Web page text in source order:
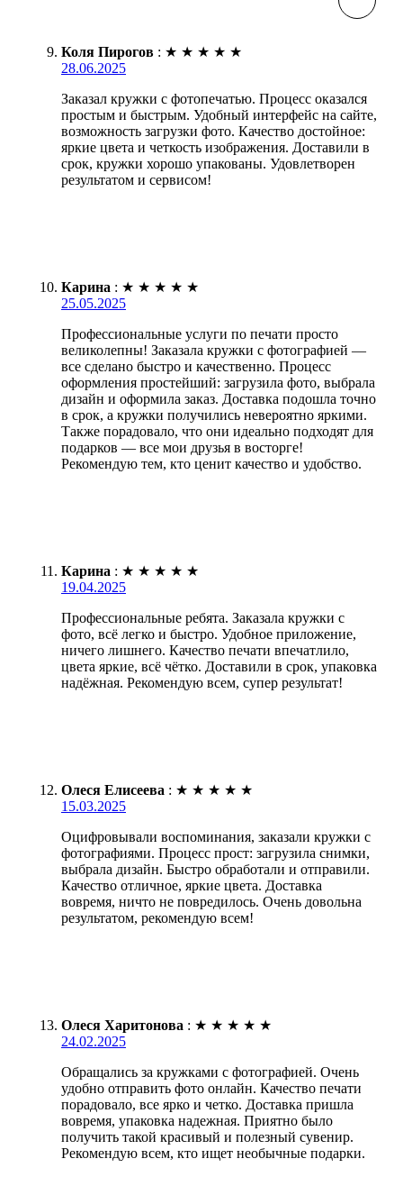
Коля Пирогов : ★ ★ ★ ★ ★
28.06.2025
Заказал кружки с фотопечатью. Процесс оказался
простым и быстрым. Удобный интерфейс на сайте,
возможность загрузки фото. Качество достойное:
яркие цвета и четкость изображения. Доставили в
срок, кружки хорошо упакованы. Удовлетворен
результатом и сервисом!
Карина : ★ ★ ★ ★ ★
25.05.2025
Профессиональные услуги по печати просто
великолепны! Заказала кружки с фотографией —
все сделано быстро и качественно. Процесс
оформления простейший: загрузила фото, выбрала
дизайн и оформила заказ. Доставка подошла точно
в срок, а кружки получились невероятно яркими.
Также порадовало, что они идеально подходят для
подарков — все мои друзья в восторге!
Рекомендую тем, кто ценит качество и удобство.
Карина : ★ ★ ★ ★ ★
19.04.2025
Профессиональные ребята. Заказала кружки с
фото, всё легко и быстро. Удобное приложение,
ничего лишнего. Качество печати впечатлило,
цвета яркие, всё чётко. Доставили в срок, упаковка
надёжная. Рекомендую всем, супер результат!
Олеся Елисеева : ★ ★ ★ ★ ★
15.03.2025
Оцифровывали воспоминания, заказали кружки с
фотографиями. Процесс прост: загрузила снимки,
выбрала дизайн. Быстро обработали и отправили.
Качество отличное, яркие цвета. Доставка
вовремя, ничто не повредилось. Очень довольна
результатом, рекомендую всем!
Олеся Харитонова : ★ ★ ★ ★ ★
24.02.2025
Обращались за кружками с фотографией. Очень
удобно отправить фото онлайн. Качество печати
порадовало, все ярко и четко. Доставка пришла
вовремя, упаковка надежная. Приятно было
получить такой красивый и полезный сувенир.
Рекомендую всем, кто ищет необычные подарки.